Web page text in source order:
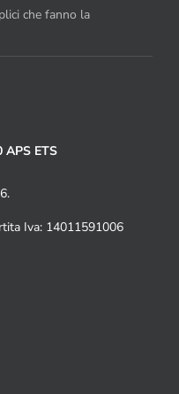
che fanno la
APS ETS
Iva: 14011591006